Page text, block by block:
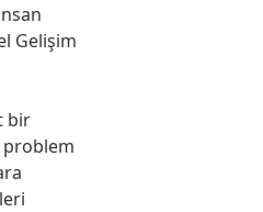
Gelişim
bir
problem